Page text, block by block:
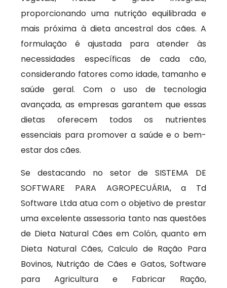
proporcionando uma nutrição equilibrada e
mais próxima à dieta ancestral dos cães. A
formulação é ajustada para atender às
necessidades específicas de cada cão,
considerando fatores como idade, tamanho e
saúde geral. Com o uso de tecnologia
avançada, as empresas garantem que essas
dietas oferecem todos os nutrientes
essenciais para promover a saúde e o bem-
estar dos cães.
Se destacando no setor de SISTEMA DE
SOFTWARE PARA AGROPECUÁRIA, a Td
Software Ltda atua com o objetivo de prestar
uma excelente assessoria tanto nas questões
de Dieta Natural Cães em Colón, quanto em
Dieta Natural Cães, Calculo de Ração Para
Bovinos, Nutrição de Cães e Gatos, Software
para Agricultura e Fabricar Ração,